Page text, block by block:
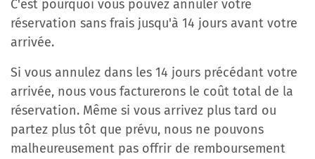
C'est pourquoi vous pouvez annuler votre
réservation sans frais jusqu'à 14 jours avant votre
arrivée.
Si vous annulez dans les 14 jours précédant votre
arrivée, nous vous facturerons le coût total de la
réservation. Même si vous arrivez plus tard ou
partez plus tôt que prévu, nous ne pouvons
malheureusement pas offrir de remboursement